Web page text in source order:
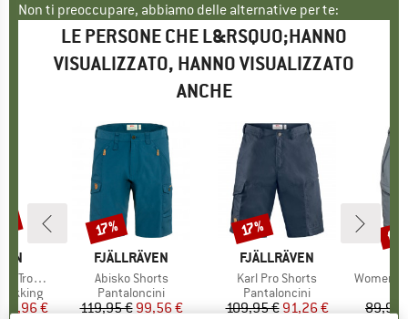
Non ti preoccupare, abbiamo delle alternative per te:
LE PERSONE CHE L&RSQUO;HANNO
VISUALIZZATO, HANNO VISUALIZZATO
ANCHE
ridotto
€
MARCHIO
FJÄLLRÄVEN
Articolo
Abisko Shorts
Gruppo di prodotti
Pantaloncini
Prezzo
119,95 €Prezzo ridotto
99,56 €
Sconto
17%
MARCHIO
FJÄLLRÄVEN
Articolo
Karl Pro Shorts
Gruppo di prodotti
Pantaloncini
Prezzo
109,95 €Prezzo ridotto
91,26 €
Sconto
17%
Articolo
Women's
89,95